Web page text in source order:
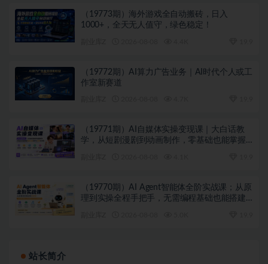
（19773期）海外游戏全自动搬砖，日入
1000+，全天无人值守，绿色稳定！
（19772期）AI算力广告业务｜AI时代个人或工
作室新赛道
（19771期）AI自媒体实操变现课｜大白话教
学，从短剧漫剧到动画制作，零基础也能掌握
（19770期）AI Agent智能体全阶实战课；从原
理到实操全程手把手，无需编程基础也能搭建
站长简介